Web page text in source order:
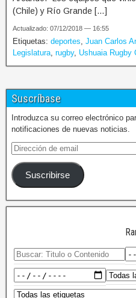
(Chile) y Río Grande […]
Actualizado: 07/12/2018 — 16:55
Etiquetas: deportes Juan Carlos
Legislatura rugby, Ushuaia Rugby
Suscríbase
Introduzca su correo electrónico
notificaciones de nuevas noticias.
Suscribirse